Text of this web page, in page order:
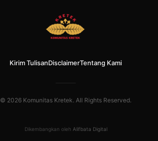
Kirim TulisanDisclaimerTentang Kami
© 2026 Komunitas Kretek. All Rights Reserved.
Dikembangkan oleh Alifbata Digital